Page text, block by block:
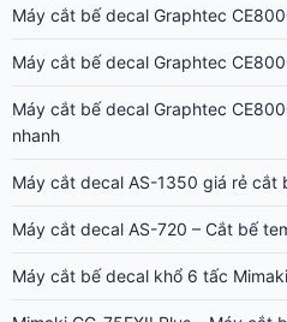
Máy cắt bế decal Graphtec
Máy cắt bế decal Graphtec
Máy cắt bế decal Graphtec
nhanh
Máy cắt decal AS-1350 giá rẻ cắt
Máy cắt decal AS-720 – Cắt bế
Máy cắt bế decal khổ 6 tấc